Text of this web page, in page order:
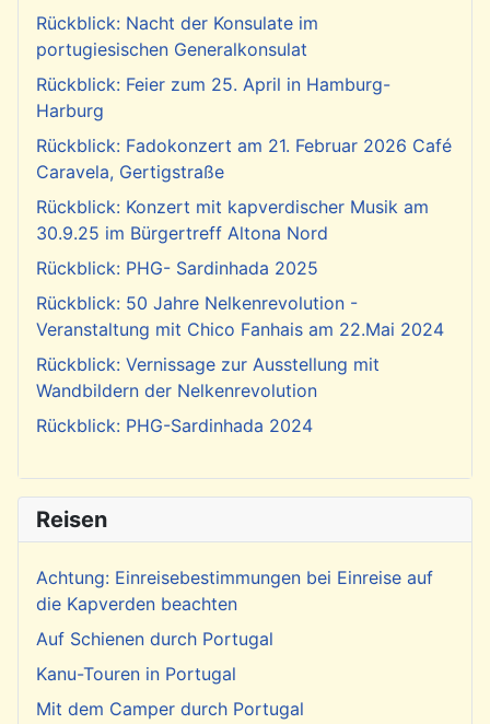
Rückblick: Nacht der Konsulate im
portugiesischen Generalkonsulat
Rückblick: Feier zum 25. April in Hamburg-
Harburg
Rückblick: Fadokonzert am 21. Februar 2026 Café
Caravela, Gertigstraße
Rückblick: Konzert mit kapverdischer Musik am
30.9.25 im Bürgertreff Altona Nord
Rückblick: PHG- Sardinhada 2025
Rückblick: 50 Jahre Nelkenrevolution -
Veranstaltung mit Chico Fanhais am 22.Mai 2024
Rückblick: Vernissage zur Ausstellung mit
Wandbildern der Nelkenrevolution
Rückblick: PHG-Sardinhada 2024
Reisen
Achtung: Einreisebestimmungen bei Einreise auf
die Kapverden beachten
Auf Schienen durch Portugal
Kanu-Touren in Portugal
Mit dem Camper durch Portugal